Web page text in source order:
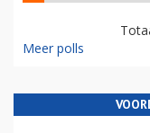
Meer polls